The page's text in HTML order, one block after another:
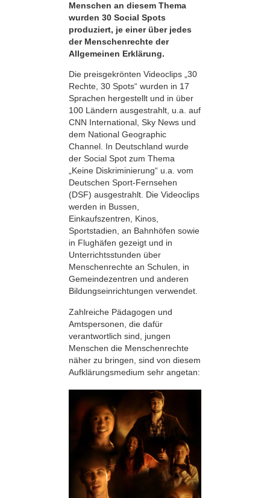
Menschen an diesem Thema
wurden 30 Social Spots
produziert, je einer über jedes
der Menschenrechte der
Allgemeinen Erklärung.
Die preisgekrönten Videoclips „30
Rechte, 30 Spots“ wurden in 17
Sprachen hergestellt und in über
100 Ländern ausgestrahlt, u.a. auf
CNN International, Sky News und
dem National Geographic
Channel. In Deutschland wurde
der Social Spot zum Thema
„Keine Diskriminierung“ u.a. vom
Deutschen Sport-Fernsehen
(DSF) ausgestrahlt. Die Videoclips
werden in Bussen,
Einkaufszentren, Kinos,
Sportstadien, an Bahnhöfen sowie
in Flughäfen gezeigt und in
Unterrichtsstunden über
Menschenrechte an Schulen, in
Gemeindezentren und anderen
Bildungseinrichtungen verwendet.
Zahlreiche Pädagogen und
Amtspersonen, die dafür
verantwortlich sind, jungen
Menschen die Menschenrechte
näher zu bringen, sind von diesem
Aufklärungsmedium sehr angetan: